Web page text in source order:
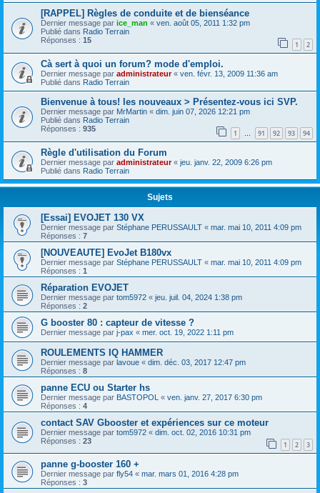
[RAPPEL] Règles de conduite et de bienséance
Dernier message par ice_man « ven. août 05, 2011 1:32 pm
Publié dans Radio Terrain
Réponses : 15 1 2
Cà sert à quoi un forum? mode d'emploi.
Dernier message par administrateur« ven. févr. 13, 2009 11:36 am
Publié dans Radio Terrain
Bienvenue à tous! les nouveaux > Présentez-vous ici SVP.
Dernier message par MrMartin « dim. juin 07, 2026 12:21 pm
Publié dans Radio Terrain
Réponses : 935 1 … 91 92 93 94
Règle d'utilisation du Forum
Dernier message par administrateur« jeu. janv. 22, 2009 6:26 pm
Publié dans Radio Terrain
Sujets
[Essai] EVOJET 130 VX
Dernier message par Stéphane PERUSSAULT « mar. mai 10, 2011 4:09 pm
Réponses : 7
[NOUVEAUTE] EvoJet B180vx
Dernier message par Stéphane PERUSSAULT « mar. mai 10, 2011 4:09 pm
Réponses : 1
Réparation EVOJET
Dernier message par tom5972 « jeu. juil. 04, 2024 1:38 pm
Réponses : 2
G booster 80 : capteur de vitesse ?
Dernier message par j-pax « mer. oct. 19, 2022 1:11 pm
ROULEMENTS IQ HAMMER
Dernier message par lavoue « dim. déc. 03, 2017 12:47 pm
Réponses : 8
panne ECU ou Starter hs
Dernier message par BASTOPOL « ven. janv. 27, 2017 6:30 pm
Réponses : 4
contact SAV Gbooster et expériences sur ce moteur
Dernier message par tom5972 « dim. oct. 02, 2016 10:31 pm
Réponses : 23 1 2 3
panne g-booster 160 +
Dernier message par fly54 « mar. mars 01, 2016 4:28 pm
Réponses : 3